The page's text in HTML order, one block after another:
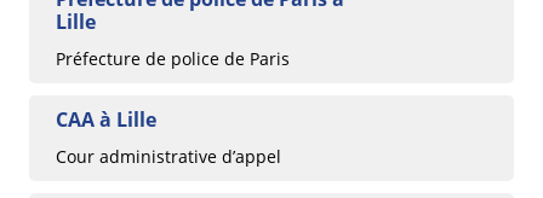
Lille
Préfecture de police de Paris
CAA à Lille
Cour administrative d’appel